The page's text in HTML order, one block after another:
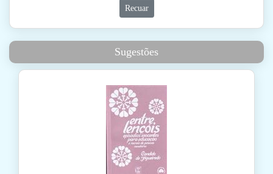
Recuar
Sugestões